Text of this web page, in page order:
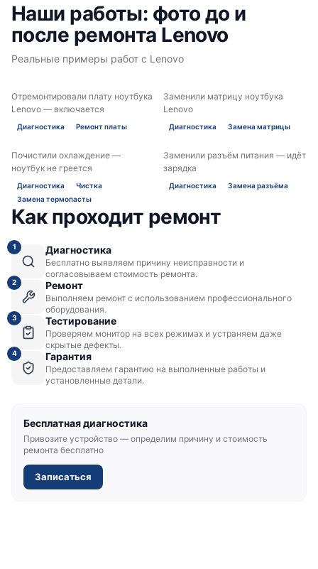
Наши работы: фото до и
после ремонта Lenovo
Реальные примеры работ с Lenovo
ДО ПОСЛЕ
Отремонтировали плату ноутбука
Lenovo — включается
Диагностика Ремонт платы
ДО ПОСЛЕ
Заменили матрицу ноутбука
Lenovo
Диагностика Замена матрицы
ДО ПОСЛЕ
Почистили охлаждение —
ноутбук не греется
Диагностика
Чистка
Замена термопасты
ДО ПОСЛЕ
Заменили разъём питания — идёт
зарядка
Диагностика Замена разъёма
Как проходит ремонт
1 Диагностика
Бесплатно выявляем причину неисправности и
согласовываем стоимость ремонта.
2 Ремонт
Выполняем ремонт с использованием профессионального
оборудования.
3 Тестирование
Проверяем монитор на всех режимах и устраняем даже
скрытые дефекты.
4 Гарантия
Предоставляем гарантию на выполненные работы и
установленные детали.
Бесплатная диагностика
Привозите устройство — определим причину и стоимость
ремонта бесплатно
Записаться